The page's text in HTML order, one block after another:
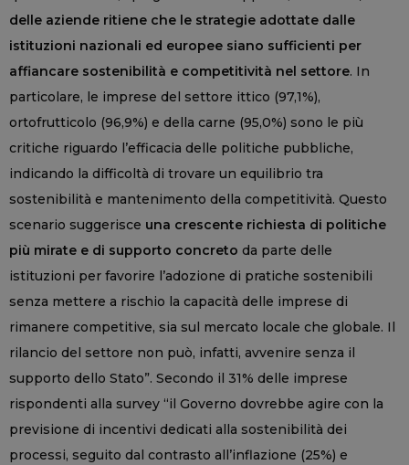
delle aziende ritiene che le strategie adottate dalle
istituzioni nazionali ed europee siano sufficienti per
affiancare sostenibilità e competitività nel settore. In
particolare, le imprese del settore ittico (97,1%),
ortofrutticolo (96,9%) e della carne (95,0%) sono le più
critiche riguardo l’efficacia delle politiche pubbliche,
indicando la difficoltà di trovare un equilibrio tra
sostenibilità e mantenimento della competitività. Questo
scenario suggerisce una crescente richiesta di politiche
più mirate e di supporto concreto da parte delle
istituzioni per favorire l’adozione di pratiche sostenibili
senza mettere a rischio la capacità delle imprese di
rimanere competitive, sia sul mercato locale che globale. Il
rilancio del settore non può, infatti, avvenire senza il
supporto dello Stato”. Secondo il 31% delle imprese
rispondenti alla survey “il Governo dovrebbe agire con la
previsione di incentivi dedicati alla sostenibilità dei
processi, seguito dal contrasto all’inflazione (25%) e